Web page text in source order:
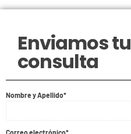
Enviamos tu
consulta
Nombre y Apellido*
Correo electrónico*